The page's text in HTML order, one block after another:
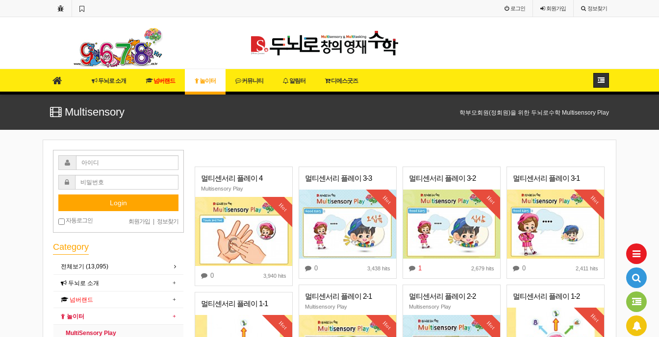
로그인 회원가입 정보찾기
두뇌로 소개 넘버랜드 놀이터 커뮤니티 알림터 디에스굿즈
Multisensory 학부모회원(정회원)을 위한 두뇌로수학 Multisensory Play
멀티센서리 플레이 4
Multisensory Play
Hot
0 3,940 hits
멀티센서리 플레이 3-3
Hot
0 3,438 hits
멀티센서리 플레이 3-2
Hot
1 2,679 hits
멀티센서리 플레이 3-1
Hot
0 2,411 hits
멀티센서리 플레이 2-1
Multisensory Play
Hot
멀티센서리 플레이 2-2
Multisensory Play
Hot
멀티센서리 플레이 1-2
Hot
멀티센서리 플레이 1-1
Hot
Login
자동로그인 회원가입 정보찾기
Category
전체보기 (13,095)
두뇌로 소개
넘버랜드
놀이터
MultiSensory Play